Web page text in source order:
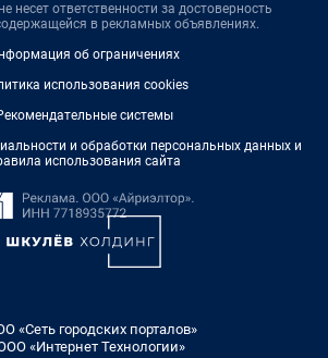
несет ответственности за достоверность
в рекламных объявлениях.
об ограничениях
использования cookies
системы
и обработки персональных данных и
использования сайта
«Сеть городских порталов»
«Интернет Технологии»